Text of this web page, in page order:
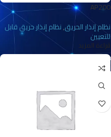
AP200
نظام إنذار الحريق,نظام إنذار حريق قابل
للتعيين
قراءة المزيد